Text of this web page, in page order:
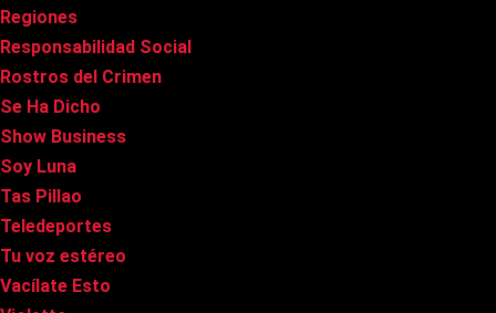
Regiones
Responsabilidad Social
Rostros del Crimen
Se Ha Dicho
Show Business
Soy Luna
Tas Pillao
Teledeportes
Tu voz estéreo
Vacílate Esto